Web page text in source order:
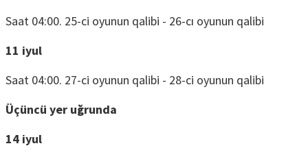
Saat 04:00. 25-ci oyunun qalibi - 26-cı oyunun qalibi
11 iyul
Saat 04:00. 27-ci oyunun qalibi - 28-ci oyunun qalibi
Üçüncü yer uğrunda
14 iyul